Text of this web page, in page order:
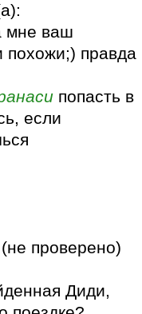
мне ваш
похожи;) правда
попасть в
если
проверено)
Диди,